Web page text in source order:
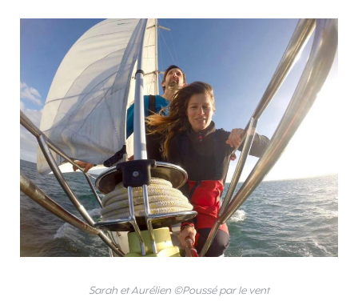
Sarah et Aurélien ©Poussé par le vent